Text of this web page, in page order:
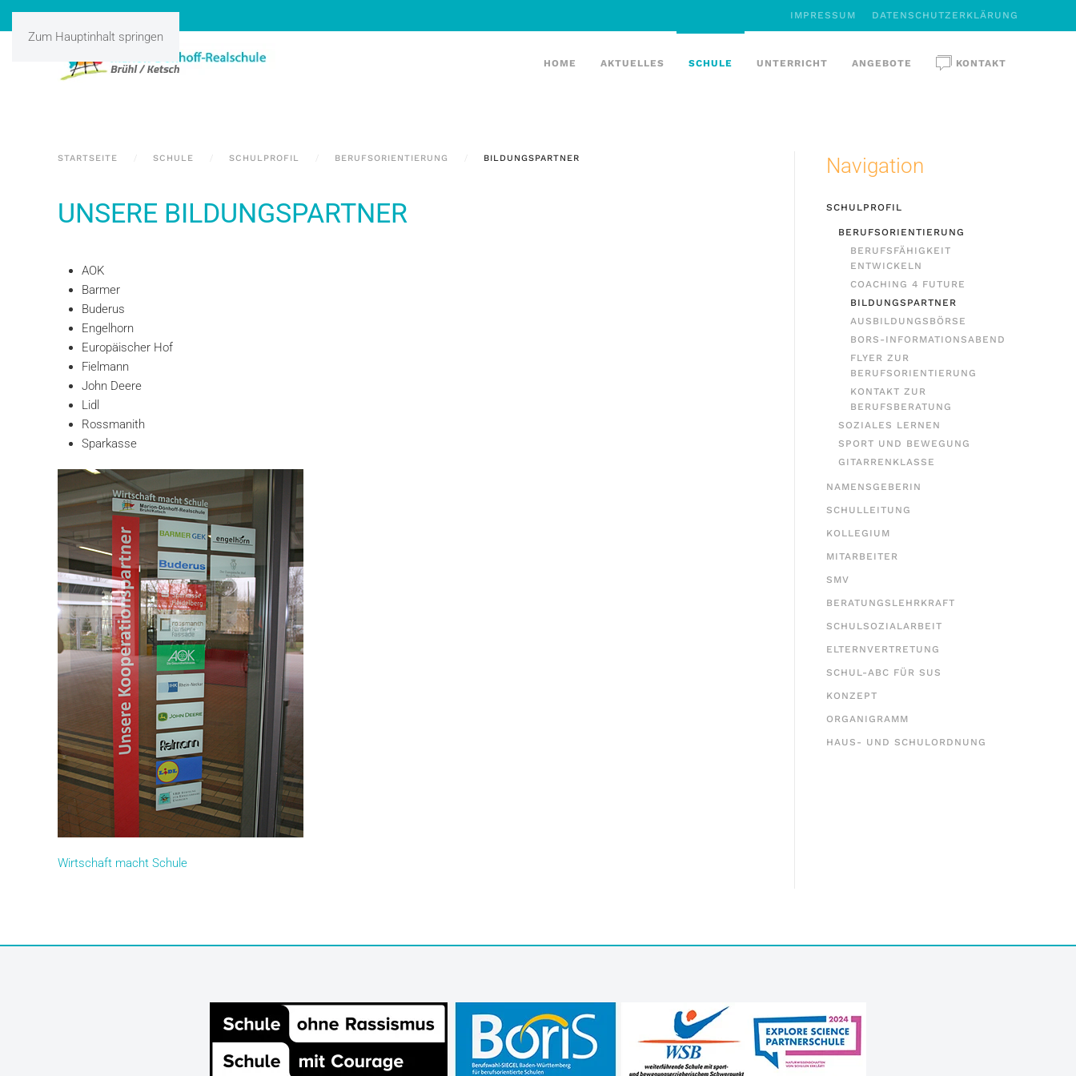
Zum Hauptinhalt springen
IMPRESSUM DATENSCHUTZERKLÄRUNG
HOME AKTUELLES SCHULE UNTERRICHT ANGEBOTE KONTAKT
STARTSEITE SCHULE SCHULPROFIL BERUFSORIENTIERUNG BILDUNGSPARTNER
UNSERE BILDUNGSPARTNER
AOK
Barmer
Buderus
Engelhorn
Europäischer Hof
Fielmann
John Deere
Lidl
Rossmanith
Sparkasse
Wirtschaft macht Schule
Navigation
SCHULPROFIL
BERUFSORIENTIERUNG
BERUFSFÄHIGKEIT
ENTWICKELN
COACHING 4 FUTURE
BILDUNGSPARTNER
AUSBILDUNGSBÖRSE
BORS-INFORMATIONSABEND
FLYER ZUR
BERUFSORIENTIERUNG
KONTAKT ZUR
BERUFSBERATUNG
SOZIALES LERNEN
SPORT UND BEWEGUNG
GITARRENKLASSE
NAMENSGEBERIN
SCHULLEITUNG
KOLLEGIUM
MITARBEITER
SMV
BERATUNGSLEHRKRAFT
SCHULSOZIALARBEIT
ELTERNVERTRETUNG
SCHUL-ABC FÜR SUS
KONZEPT
ORGANIGRAMM
HAUS- UND SCHULORDNUNG